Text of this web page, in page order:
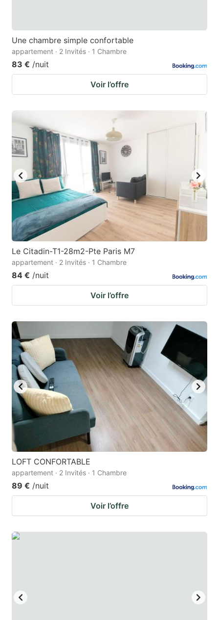
Une chambre simple confortable
appartement · 2 Invités · 1 Chambre
83 € /nuit
Voir l’offre
Le Citadin-T1-28m2-Pte Paris M7
appartement · 2 Invités · 1 Chambre
84 € /nuit
Voir l’offre
LOFT CONFORTABLE
appartement · 2 Invités · 1 Chambre
89 € /nuit
Voir l’offre